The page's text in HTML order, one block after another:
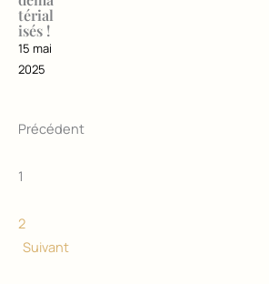
térial
isés !
15 mai
2025
Précédent
1
2
Suivant